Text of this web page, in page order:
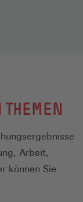
Arbeit,
können Sie